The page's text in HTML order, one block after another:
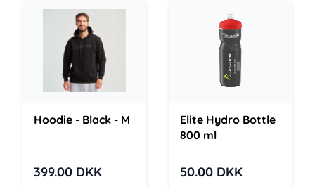
Hoodie - Black - M
399.00 DKK
Elite Hydro Bottle
800 ml
50.00 DKK